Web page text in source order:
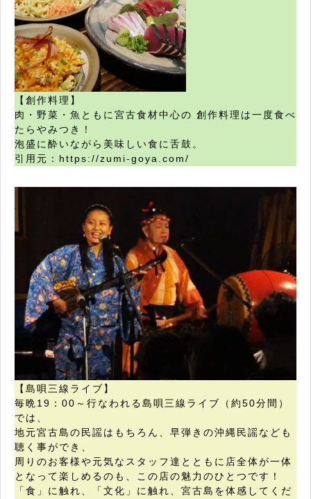
【創作料理】
肉・野菜・魚ともに宮古食材中心の 創作料理は一度食べ
たらやみつき！
泡盛に酔いながら美味しい食に舌鼓。
引用元：https://zumi-goya.com/
【島唄三線ライブ】
毎晩19：00～行なわれる島唄三線ライブ（約50分間）
では、
地元宮古島の民謡はもちろん、早弾きの沖縄民謡なども
聴く事ができ、
周りのお客様や元気なスタッフ達とともに店全体が一体
となって楽しめるのも、この店の魅力のひとつです！
「食」に触れ、「文化」に触れ、宮古島を体感してくだ